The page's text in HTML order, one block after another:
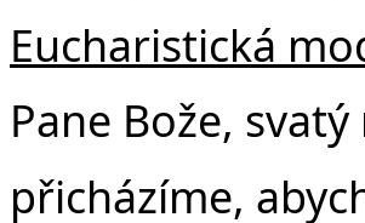
Eucharistická
Pane Bože,
přicházíme,